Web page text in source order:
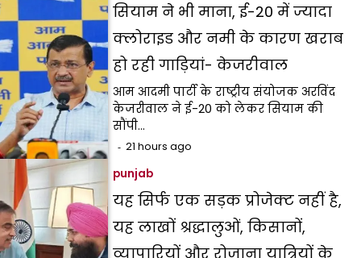
सियाम ने भी माना, ई-20 में ज्यादा
क्लोराइड और नमी के कारण खराब
हो रही गाड़ियां- केजरीवाल
आम आदमी पार्टी के राष्ट्रीय संयोजक अरविंद
केजरीवाल ने ई-20 को लेकर सियाम की
सौंपी…
21 hours ago
punjab
यह सिर्फ एक सड़क प्रोजेक्ट नहीं है,
यह लाखों श्रद्धालुओं, किसानों,
व्यापारियों और रोजाना यात्रियों के